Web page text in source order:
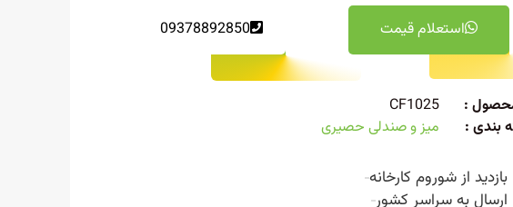
استعلام قیمت 09378892850
:
CF1025
بندی :
میز و صندلی حصیری
بازدید از شوروم کارخانه
ارسال به سراسر کشور